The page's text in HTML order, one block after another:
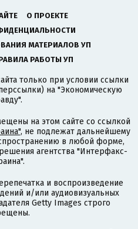
О ПРОЕКТЕ
МАТЕРИАЛОВ УП
РАБОТЫ УП
только при условии ссылки
на "Экономическую
на этом сайте со ссылкой
, не подлежат дальнейшему
в любой форме,
агентства "Интерфакс-
и воспроизведение
и/или аудиовизуальных
Getty Images строго